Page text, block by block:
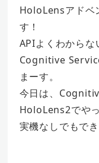
HoloLensアドベ
す！
APIよくわからな
Cognitive
まーす。
今日は、
HoloLens2でや
実機なしでもで